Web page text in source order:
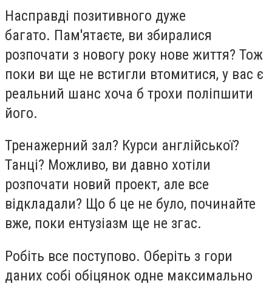
Насправді позитивного дуже
багато. Пам'ятаєте, ви збиралися
розпочати з новогу року нове життя? Тож
поки ви ще не встигли втомитися, у вас є
реальний шанс хоча б трохи поліпшити
його.
Тренажерний зал? Курси англійської?
Танці? Можливо, ви давно хотіли
розпочати новий проект, але все
відкладали? Що б це не було, починайте
вже, поки ентузіазм ще не згас.
Робіть все поступово. Оберіть з гори
даних собі обіцянок одне максимально